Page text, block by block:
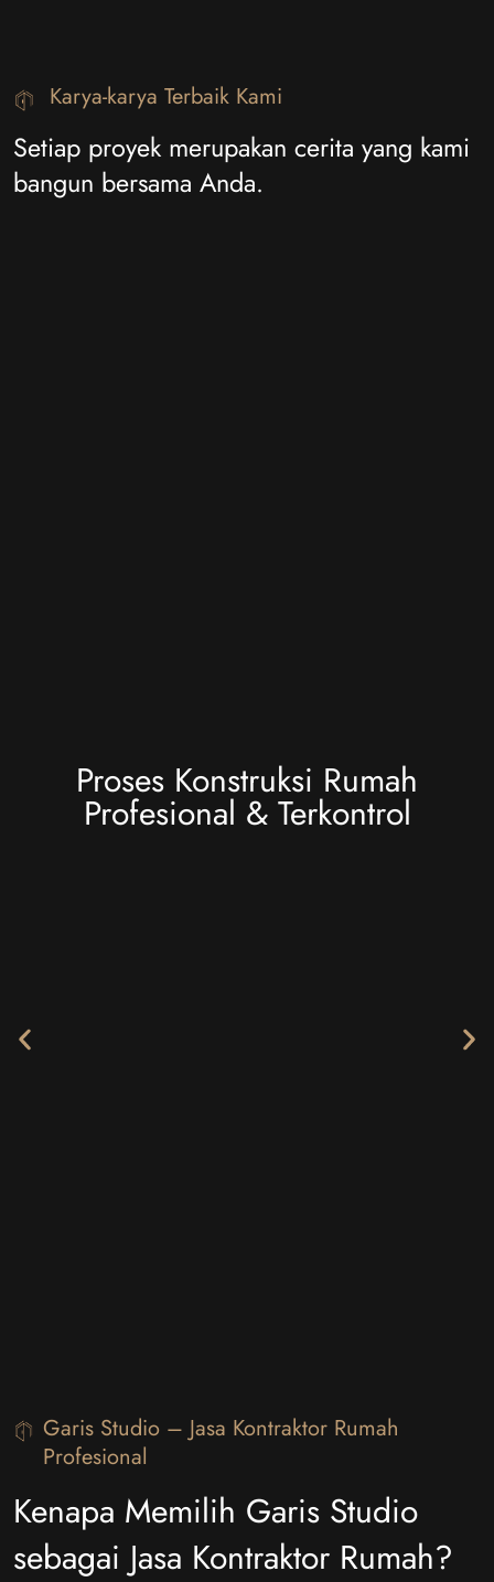
Karya-karya Terbaik Kami
Setiap proyek merupakan cerita yang kami
bangun bersama Anda.
Proses Konstruksi Rumah
Profesional & Terkontrol
Garis Studio – Jasa Kontraktor Rumah
Profesional
Kenapa Memilih Garis Studio
sebagai Jasa Kontraktor Rumah?